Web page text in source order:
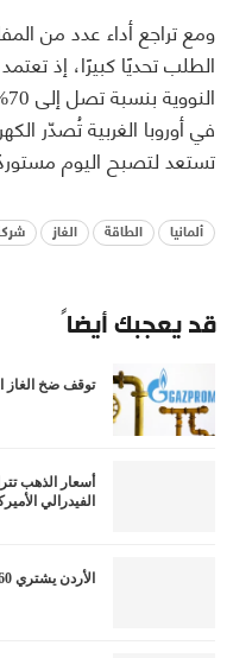
ومع تراجع أداء عدد من
الطلب تحديًا كبيرًا، إذ
في أوروبا الغربية تُصدّر
تستعد لتصبح اليوم
ألمانيا الطاقة الغاز
قد يعجبك أيضاً
توقف ضخ الغاز
الفيدرالي
الأردن يشتري 60 ألف طن من القمح في مناقصة